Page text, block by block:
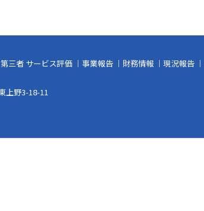
第三者 サービス評価 ｜ 事業報告 ｜ 財務情報 ｜ 現況報告 ｜
上野3-18-11